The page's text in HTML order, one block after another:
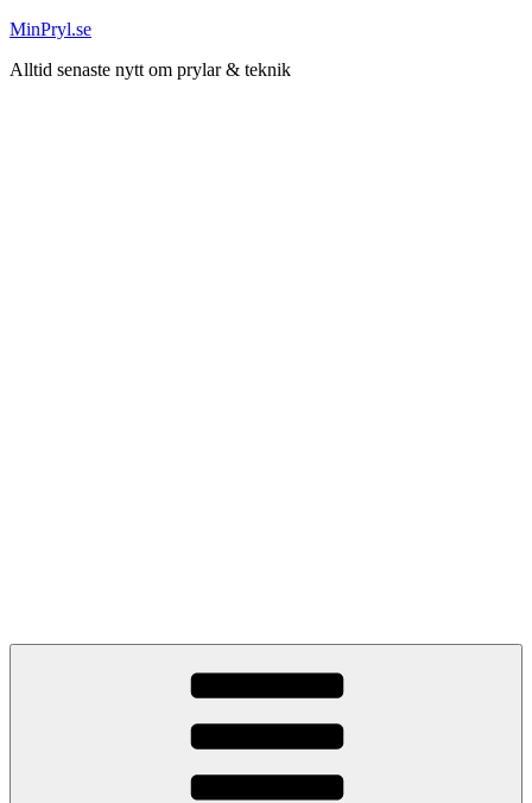
Hoppa
innehåll
MinPryl.se
Alltid senaste nytt om prylar & teknik